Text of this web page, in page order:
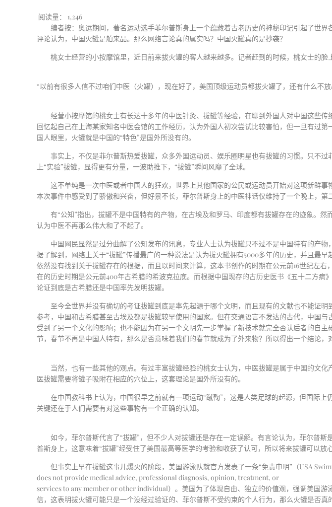
阅读量：
1,246
编者按：奥运期间，著名运动选手菲尔普斯身上一个蕴藏着古老历史的神秘印记引起了世
评论认为，中国火罐是舶来品。那么网络言论真的属实吗？中国火罐真的是抄袭？
桃女士经营的小按摩馆里，近日前来拔火罐的客人越来越多。记者赶到的时候，桃女士的
“以前有很多人信不过咱们中医（火罐），现在好了，美国顶级运动员都拔火罐了，还有什么不放
经营小按摩馆的桃女士有长达十多年的中医针灸、拔罐等经验，在聊到外国人对中国这些
回忆起自己在上海某家知名中医会馆的工作经历，认为外国人初次尝试比较害怕，但一旦有过
国人眼里，火罐就是中国的“特色”是国外所没有的。
事实上，不仅是菲尔普斯热爱拔罐，众多外国运动员、娱乐圈明星也有拔罐的习惯。只不
上“实验”拔罐，显得更有分量，一波助推下， “拔罐”瞬间风靡了全球。
这不单纯是一次中医或者中国人的狂欢，世界上其他国家的公民或运动员开始对这项新鲜事
本次事件中感受到了骄傲和兴奋，但好景不长，菲尔普斯身上的中医神话仅维持了一个晚上，
有“公知”指出，拔罐不是中国特有的产物，在古埃及和罗马、印度都有拔罐存在的迹象。
认为中医不再那么伟大和了不起了。
中国网民显然是过分曲解了公知发布的讯息，专业人士认为拔罐只不过不是中国特有的产
据了解到，网络上关于“拔罐”传播最广的一种说法是认为拔火罐拥有5000多年的历史，并且最早
依然没有找到关于拔罐存在的根据，而且以时间来计算，这本书创作的时期在公元前16世纪左右
在的历史时期是公元前400年古希腊的希波克拉底。而根据中国现存的古历史医书《五十二方病
论证到底是古希腊还是中国率先发明拔罐。
至今全世界并没有确切的考证拔罐到底是率先起源于哪个文明，而且现有的文献也不能证
参考，中国和古希腊甚至古埃及都是拔罐较早使用的国家。但在交通语言不发达的古代，中国
受到了另一个文化的影响；也不能因为在另一个文明先一步掌握了新技术就完全否认后者的自主
节，春节不再是中国人特有，那么是否意味着我们的春节就成为了外来物？所以得出一个结论，
当然，也有一些其他的观点。有过丰富拔罐经验的桃女士认为，中医拔罐是属于中国的文
医拔罐需要将罐子吸附在相应的穴位上，这套理论是国外所没有的。
在中国教科书上认为，中国很早之前就有一项运动“蹴鞠”，这是人类足球的起源，但国际上
关键还在于人们需要有对这些事物有一个正确的认知。
如今，菲尔普斯代言了“拔罐”，但不少人对拔罐还是存在一定误解。有言论认为，菲尔普
普斯身上，这意味着“拔罐”经受住了美国最高等医学的考验和收获了认可，所以将来拔罐可以放
但事实上早在拔罐这事儿爆火的阶段，美国游泳队就官方发表了一条“免责申明” （USA
does not provide medical advice, professional diagnosis, opinion, treatment, or
services to any member or other individual）。美国为了体现自由、独立的价值观，强调美国
信，这表明拔火罐可能只是一个没经过验证的、菲尔普斯不受约束的个人行为，那么火罐是否真